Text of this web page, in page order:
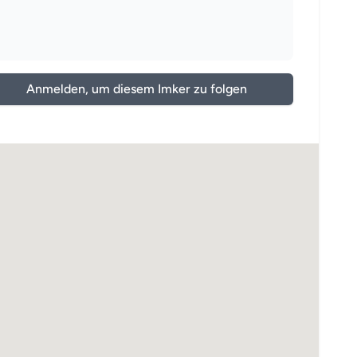
Anmelden, um diesem Imker zu folgen